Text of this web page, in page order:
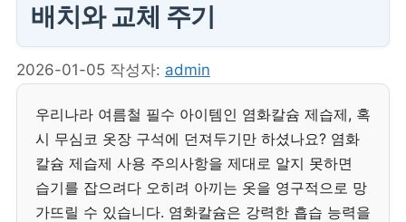
배치와 교체 주기
2026-01-05 작성자: admin
우리나라 여름철 필수 아이템인 염화칼슘 제습제, 혹
시 무심코 옷장 구석에 던져두기만 하셨나요? 염화
칼슘 제습제 사용 주의사항을 제대로 알지 못하면
습기를 잡으려다 오히려 아끼는 옷을 영구적으로 망
가뜨릴 수 있습니다. 염화칼슘은 강력한 흡습 능력을